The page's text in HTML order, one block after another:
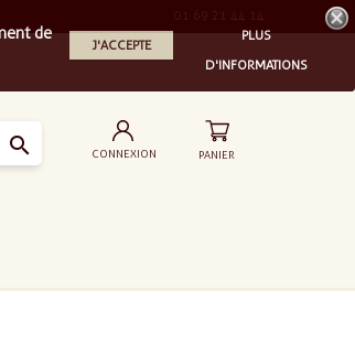
01 69 21 44 14
 CONNEXION PANIER
de
J'ACCEPTE
PLUS
D'INFORMATIONS